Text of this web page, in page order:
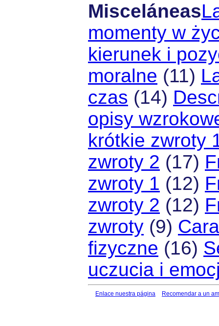
Misceláneas
momenty w
kierunek i
moralne (11)
czas (14)
opisy
krótkie zwroty
zwroty 2 (17)
zwroty 1 (12)
zwroty 2 (12)
zwroty (9)
fizyczne (16)
uczucia i
Enlace nuestra página Recomendar a un